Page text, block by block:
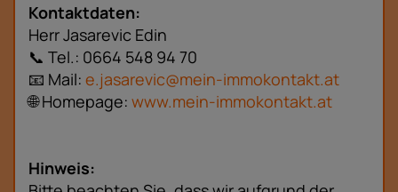
Kontaktdaten:
Herr Jasarevic Edin
📞 Tel.: 0664 548 94 70
📧 Mail: e.jasarevic@mein-immokontakt.at
🌐 Homepage: www.mein-immokontakt.at
Hinweis: